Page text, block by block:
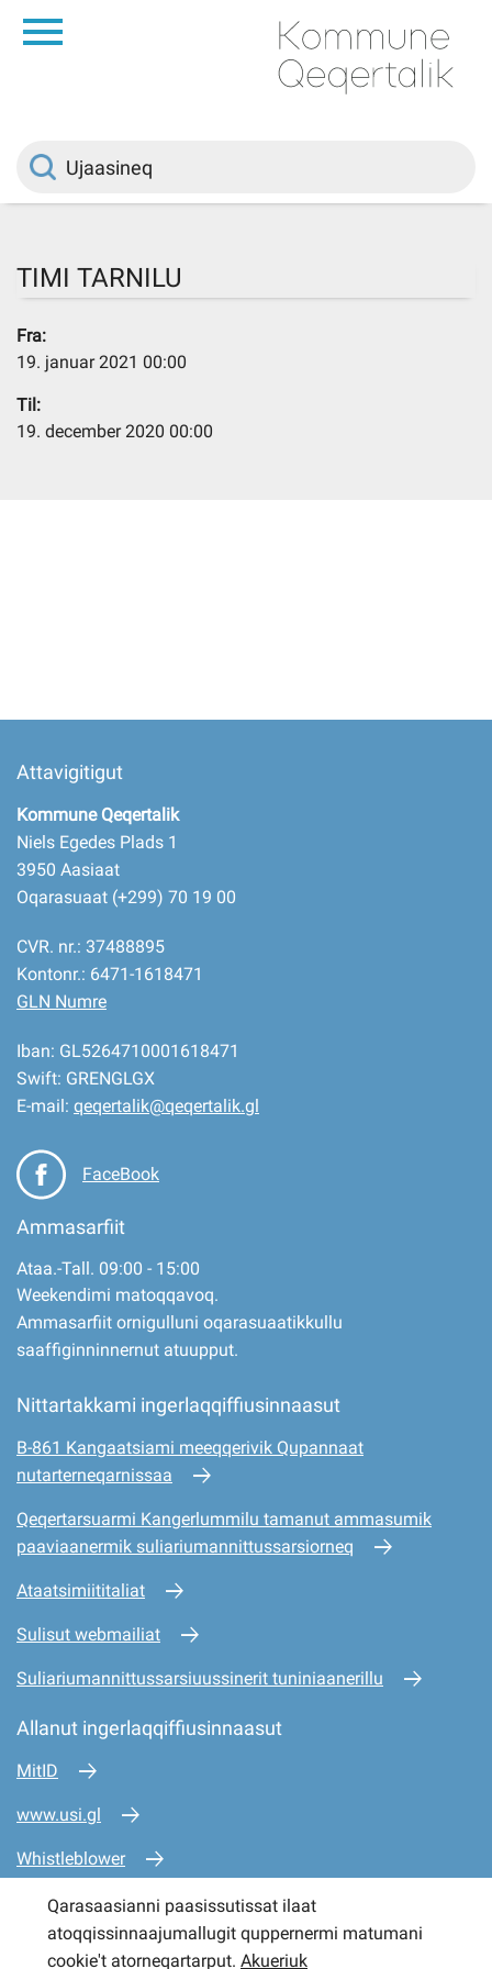
Innuttaasunut
Ileqqoreqqusat
TIMI TARNILU
Fra:
19. januar 2021 00:00
Til:
19. december 2020 00:00
Attavigitigut
Kommune Qeqertalik
Niels Egedes Plads 1
3950 Aasiaat
Oqarasuaat (+299) 70 19 00
CVR. nr.: 37488895
Kontonr.: 6471-1618471
GLN Numre
Iban: GL5264710001618471
Swift: GRENGLGX
E-mail: qeqertalik@qeqertalik.gl
FaceBook
Ammasarfiit
Ataa.-Tall. 09:00 - 15:00
Weekendimi matoqqavoq.
Ammasarfiit ornigulluni oqarasuaatikkullu
saaffiginninnernut atuupput.
Nittartakkami ingerlaqqiffiusinnaasut
B-861 Kangaatsiami meeqqerivik Qupannaat
nutarterneqarnissaa
Qeqertarsuarmi Kangerlummilu tamanut ammasumik
paaviaanermik suliariumannittussarsiorneq
Ataatsimiititaliat
Sulisut webmailiat
Suliariumannittussarsiuussinerit tuniniaanerillu
Allanut ingerlaqqiffiusinnaasut
MitID
www.usi.gl
Whistleblower
www.mio.gl
www.sullissivik.gl
Qarasaasianni paasissutissat ilaat
atoqqissinnaajumallugit quppernermi matumani
cookie't atorneqartarput. Akueriuk